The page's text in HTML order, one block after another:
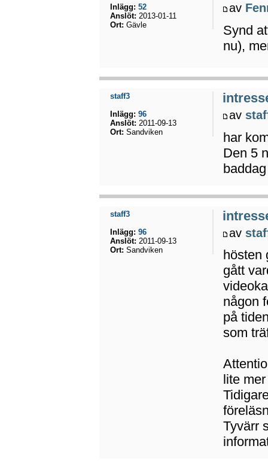
av
Synd
nu),
Inlägg: 52
Anslöt: 2013-01-11
Ort: Gävle
av
har
Den 5
staff3
Inlägg: 96
Anslöt: 2011-09-13
Ort: Sandviken
av
hösten
gått
någon
på
som
lite
Tyvärr
staff3
Inlägg: 96
Anslöt: 2011-09-13
Ort: Sandviken